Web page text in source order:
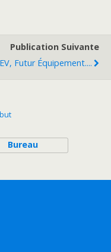
Publication Suivante
Futur Équipement....
Bureau